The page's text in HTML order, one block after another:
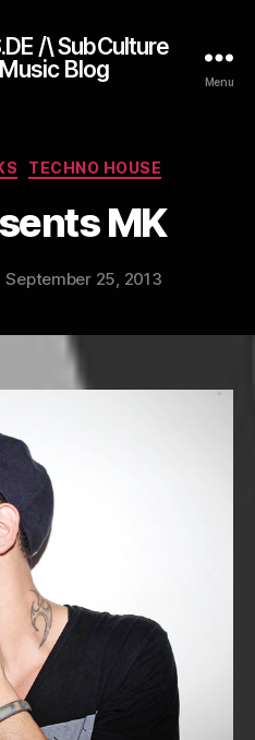
/\ SubCulture
Blog
Menu
Categories
TECHNO HOUSE
MK
September 25, 2013